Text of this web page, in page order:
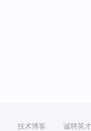
技术博客 诚聘英才